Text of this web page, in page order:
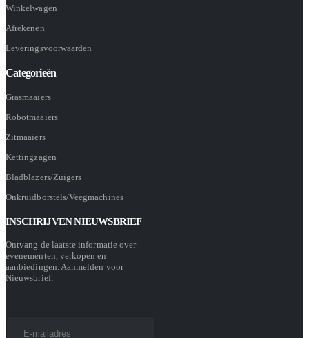
Winkelwagen
Afrekenen
Leveringsvoorwaarden
Categorieën
Grasmaaiers
Robotmaaiers
Zitmaaiers
Kettingzagen
Bladblazers/Zuigers
Onkruidborstels/Veegmachines
INSCHRIJVEN NIEUWSBRIEF
Ontvang de laatste informatie over
evenementen, verkopen en
aanbiedingen. Aanmelden voor
Nieuwsbrief: